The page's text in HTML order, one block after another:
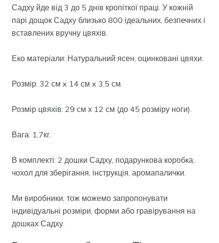
Садху йде від 3 до 5 днів кропіткої праці. У кожній
парі дощок Садху близько 800 ідеальних, безпечних і
вставлених вручну цвяхів.
Еко матеріали: Натуральний ясен, оцинковані цвяхи.
Розмір: 32 см x 14 см x 3,5 см.
Розмір цвяхів: 29 см х 12 см (до 45 розміру ноги).
Вага: 1,7кг.
В комплекті: 2 дошки Садху, подарункова коробка,
чохол для зберігання, інструкція, аромапалички.
Ми виробники, тож можемо запропонувати
індивідуальні розміри, форми або гравірування на
дошках Садху.